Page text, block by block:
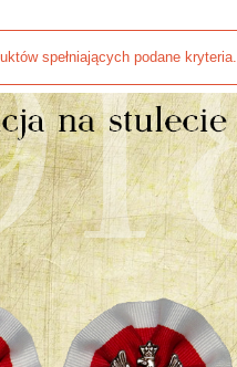
spełniających podane kryteria.